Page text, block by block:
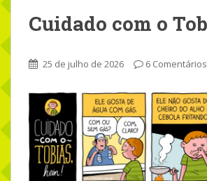
Cuidado com o
25 de julho de 2026 6 Comentários